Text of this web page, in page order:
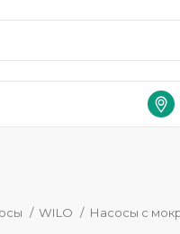
WILO Насосы с